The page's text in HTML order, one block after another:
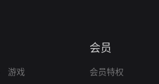
游戏
会员
会员特权